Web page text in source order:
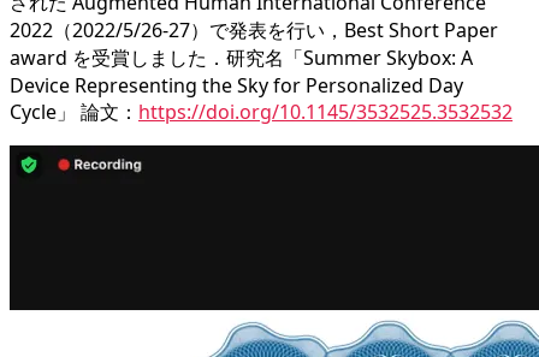
2022（2022/5/26-27）で発表を行い，Best Short Paper
award を受賞しました．研究名「Summer Skybox: A
Device Representing the Sky for Personalized Day
Cycle」 論文： https://doi.org/10.1145/3532525.3532532